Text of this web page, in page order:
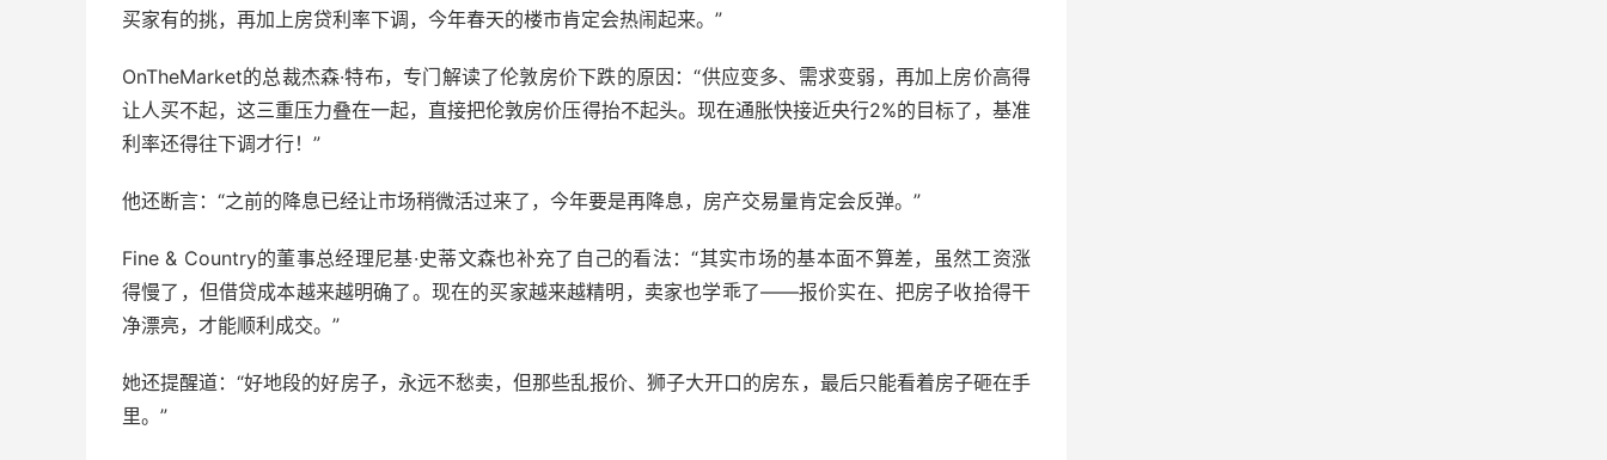
买家有的挑，再加上房贷利率下调，今年春天的楼市肯定会热闹起来。”
OnTheMarket的总裁杰森·特布，专门解读了伦敦房价下跌的原因：“供应变多、需求变弱，再加上房价高得
让人买不起，这三重压力叠在一起，直接把伦敦房价压得抬不起头。现在通胀快接近央行2%的目标了，基准
利率还得往下调才行！”
他还断言：“之前的降息已经让市场稍微活过来了，今年要是再降息，房产交易量肯定会反弹。”
Fine & Country的董事总经理尼基·史蒂文森也补充了自己的看法：“其实市场的基本面不算差，虽然工资涨
得慢了，但借贷成本越来越明确了。现在的买家越来越精明，卖家也学乖了——报价实在、把房子收拾得干
净漂亮，才能顺利成交。”
她还提醒道：“好地段的好房子，永远不愁卖，但那些乱报价、狮子大开口的房东，最后只能看着房子砸在手
里。”